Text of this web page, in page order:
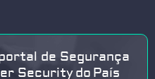
de Segurança
Security do País